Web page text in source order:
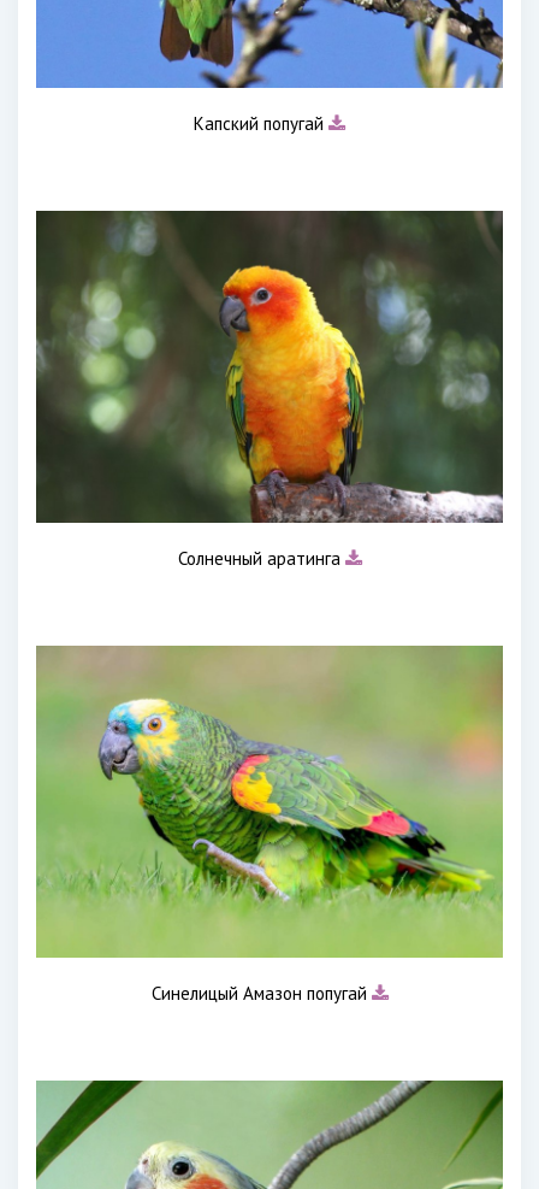
Капский попугай
Солнечный аратинга
Синелицый Амазон попугай